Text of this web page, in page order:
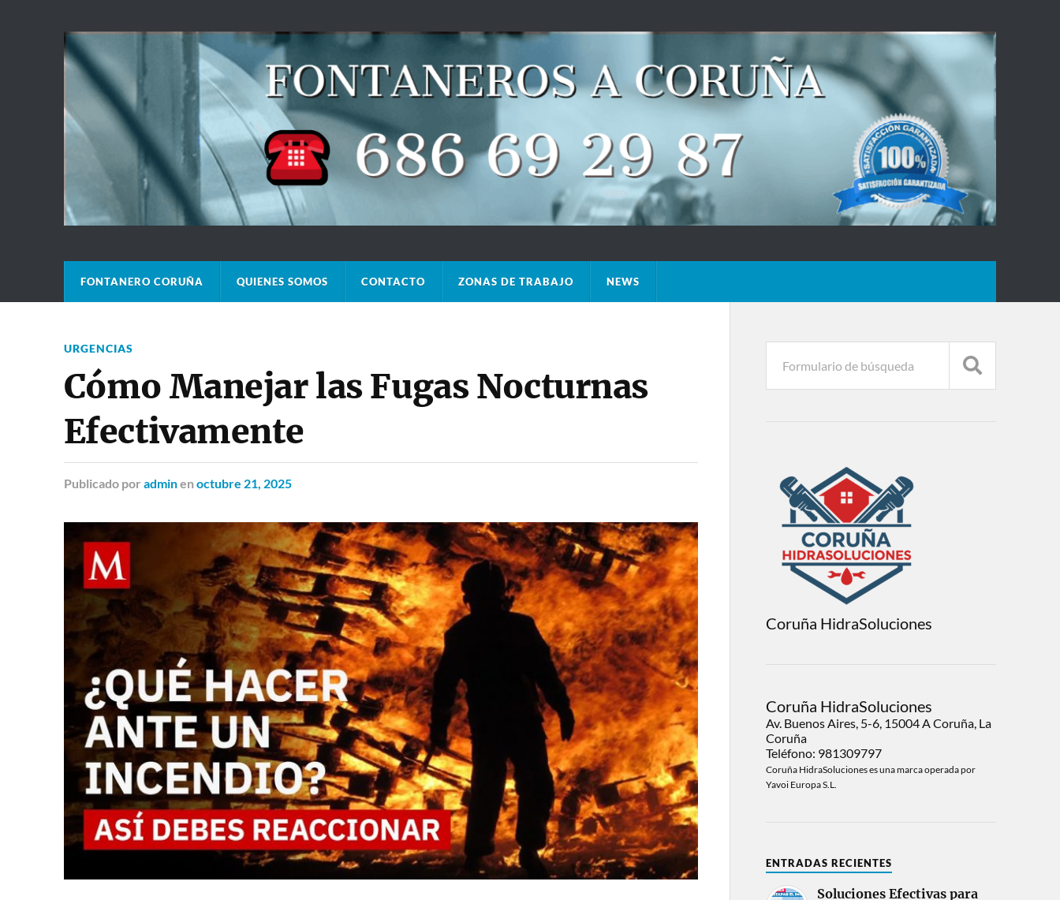
FONTANERO CORUÑA QUIENES SOMOS CONTACTO ZONAS DE TRABAJO NEWS
URGENCIAS
Cómo Manejar las Fugas Nocturnas
Efectivamente
Publicado por adminen octubre 21, 2025
Coruña HidraSoluciones
Coruña HidraSoluciones
Av. Buenos Aires, 5-6, 15004 A Coruña, La
Coruña
Teléfono: 981309797
Coruña HidraSoluciones es una marca operada por
Yavoi Europa S.L.
ENTRADAS RECIENTES
Soluciones Efectivas para